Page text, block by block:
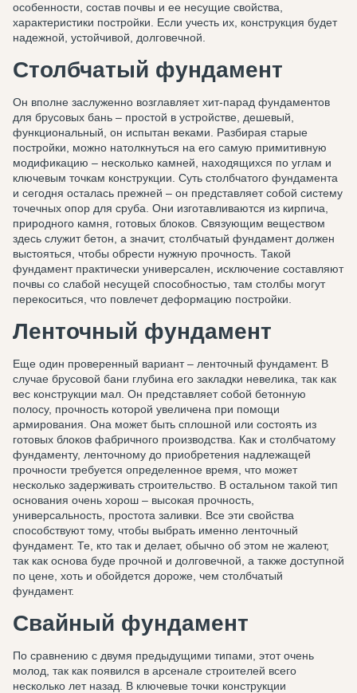
особенности, состав почвы и ее несущие свойства,
характеристики постройки. Если учесть их, конструкция будет
надежной, устойчивой, долговечной.
Столбчатый фундамент
Он вполне заслуженно возглавляет хит-парад фундаментов
для брусовых бань – простой в устройстве, дешевый,
функциональный, он испытан веками. Разбирая старые
постройки, можно натолкнуться на его самую примитивную
модификацию – несколько камней, находящихся по углам и
ключевым точкам конструкции. Суть столбчатого фундамента
и сегодня осталась прежней – он представляет собой систему
точечных опор для сруба. Они изготавливаются из кирпича,
природного камня, готовых блоков. Связующим веществом
здесь служит бетон, а значит, столбчатый фундамент должен
выстояться, чтобы обрести нужную прочность. Такой
фундамент практически универсален, исключение составляют
почвы со слабой несущей способностью, там столбы могут
перекоситься, что повлечет деформацию постройки.
Ленточный фундамент
Еще один проверенный вариант – ленточный фундамент. В
случае брусовой бани глубина его закладки невелика, так как
вес конструкции мал. Он представляет собой бетонную
полосу, прочность которой увеличена при помощи
армирования. Она может быть сплошной или состоять из
готовых блоков фабричного производства. Как и столбчатому
фундаменту, ленточному до приобретения надлежащей
прочности требуется определенное время, что может
несколько задерживать строительство. В остальном такой тип
основания очень хорош – высокая прочность,
универсальность, простота заливки. Все эти свойства
способствуют тому, чтобы выбрать именно ленточный
фундамент. Те, кто так и делает, обычно об этом не жалеют,
так как основа буде прочной и долговечной, а также доступной
по цене, хоть и обойдется дороже, чем столбчатый
фундамент.
Свайный фундамент
По сравнению с двумя предыдущими типами, этот очень
молод, так как появился в арсенале строителей всего
несколько лет назад. В ключевые точки конструкции